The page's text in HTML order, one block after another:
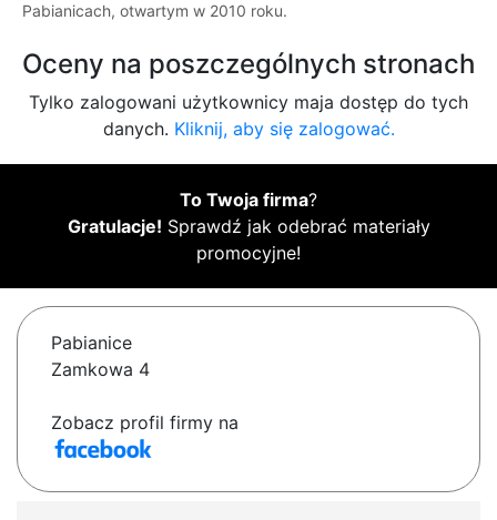
Pabianicach, otwartym w 2010 roku.
Oceny na poszczególnych stronach
Tylko zalogowani użytkownicy maja dostęp do tych
danych. Kliknij, aby się zalogować.
To Twoja firma?
Gratulacje! Sprawdź jak odebrać materiały
promocyjne!
Pabianice
Zamkowa 4
Zobacz profil firmy na